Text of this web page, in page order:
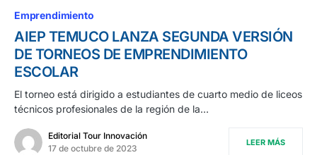
Emprendimiento
AIEP TEMUCO LANZA SEGUNDA VERSIÓN
DE TORNEOS DE EMPRENDIMIENTO
ESCOLAR
El torneo está dirigido a estudiantes de cuarto medio de liceos
técnicos profesionales de la región de la…
Editorial Tour Innovación
17 de octubre de 2023
LEER MÁS